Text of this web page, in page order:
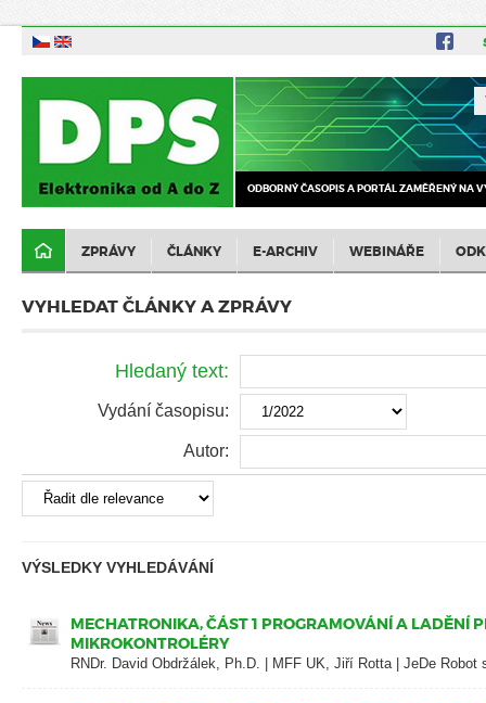
ODBORNÝ ČASOPIS A PORTÁL ZAMĚŘENÝ NA
ZPRÁVY ČLÁNKY E-ARCHIV WEBINÁŘE
VYHLEDAT ČLÁNKY A ZPRÁVY
Hledaný text:
Vydání časopisu:
Autor:
VÝSLEDKY VYHLEDÁVÁNÍ
MECHATRONIKA, ČÁST 1 PROGRAMOVÁNÍ A LADĚNÍ
MIKROKONTROLÉRY
RNDr. David Obdržálek, Ph.D. | MFF UK, Jiří Rotta | JeDe Robot